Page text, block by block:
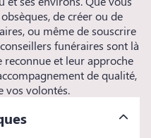
de créer ou de
ou même de souscrire
funéraires sont là
reconnue et leur approche
de qualité,
vos volontés.